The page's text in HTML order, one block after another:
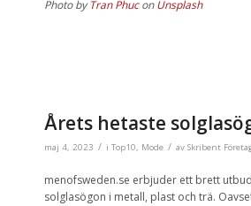
Photo byTran PhuconUnsplash
Årets hetaste
maj 4, 2023 / i Top10 Mode / av Skribent
menofsweden.se erbjuder ett brett
solglasögon i metall, plast och trä.